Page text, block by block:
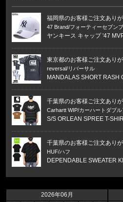
2026年06月
福岡県のお客様ご注文ありが
47 Brand/フォーティーセブン
ヤンキース キャップ '47
東京都のお客様ご注文ありが
reversal/リバーサル
MANDALAS SHORT RASH
千葉県のお客様ご注文ありが
Carhartt WIP/カーハートダブル
S/S ORLEAN SPREE T-
千葉県のお客様ご注文ありが
HUF/ハフ
DEPENDABLE SWEATER
47 Brand/フォーティーセブンブ